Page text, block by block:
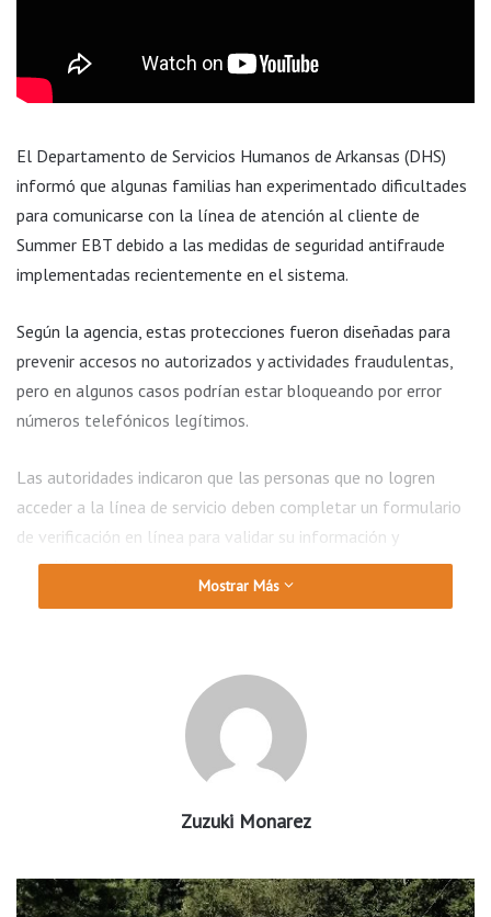
El Departamento de Servicios Humanos de Arkansas (DHS)
informó que algunas familias han experimentado dificultades
para comunicarse con la línea de atención al cliente de
Summer EBT debido a las medidas de seguridad antifraude
implementadas recientemente en el sistema.
Según la agencia, estas protecciones fueron diseñadas para
prevenir accesos no autorizados y actividades fraudulentas,
pero en algunos casos podrían estar bloqueando por error
números telefónicos legítimos.
Las autoridades indicaron que las personas que no logren
acceder a la línea de servicio deben completar un formulario
de verificación en línea para validar su información y
restablecer el acceso a su cuenta.
utilizar los beneficios correspondientes a este año.
Los usuarios que necesiten asistencia pueden comunicarse al
1-800-482-8988 o visitar la página oficial del programa para
disponible en:
Mostrar Más
Zuzuki Monarez